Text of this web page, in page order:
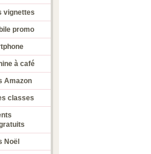
vignettes
promo
à café
Amazon
classes
Noël